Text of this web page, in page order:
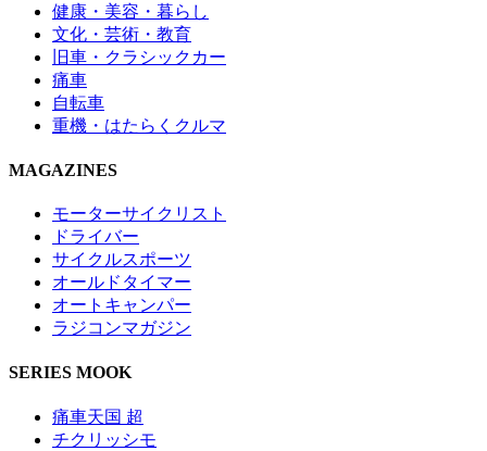
健康・美容・暮らし
文化・芸術・教育
旧車・クラシックカー
痛車
自転車
重機・はたらくクルマ
MAGAZINES
モーターサイクリスト
ドライバー
サイクルスポーツ
オールドタイマー
オートキャンパー
ラジコンマガジン
SERIES MOOK
痛車天国 超
チクリッシモ